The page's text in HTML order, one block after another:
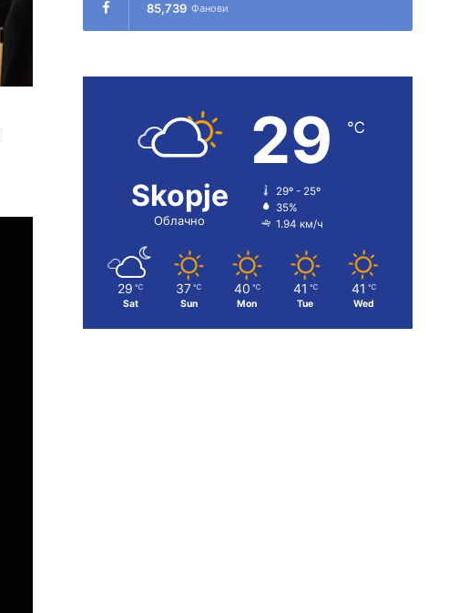
85,739 Фанови
Skopje
Облачно
29 ℃
29º - 25º
35%
1.94 км/ч
29 ℃
Sat
37 ℃
Sun
40 ℃
Mon
41 ℃
Tue
41 ℃
Wed